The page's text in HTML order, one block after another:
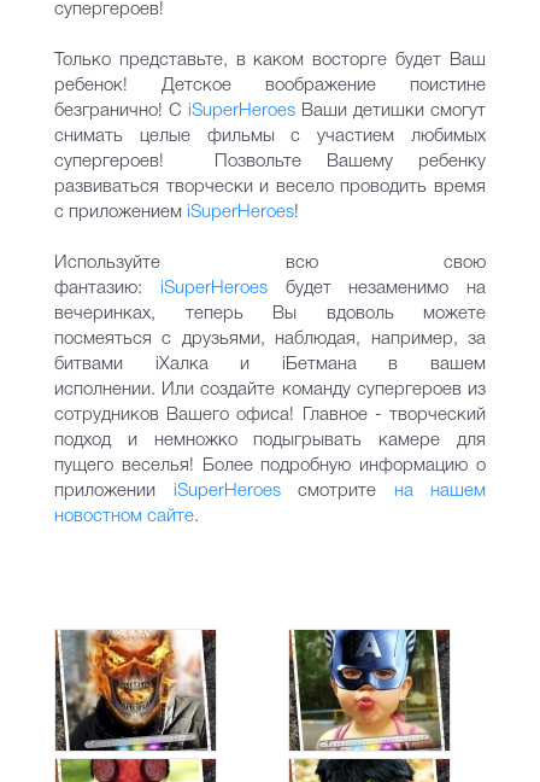
супергероев!
Только представьте, в каком восторге будет Ваш
ребенок! Детское воображение поистине
безгранично! С iSuperHeroеs Ваши детишки смогут
снимать целые фильмы с участием любимых
супергероев! Позвольте Вашему ребенку
развиваться творчески и весело проводить время
с приложением iSuperHeroеs!
Используйте всю свою
фантазию: iSuperHeroеsбудет незаменимо на
вечеринках, теперь Вы вдоволь можете
посмеяться с друзьями, наблюдая, например, за
битвами iХалка и iБетмана в вашем
исполнении. Или создайте команду супергероев из
сотрудников Вашего офиса! Главное - творческий
подход и немножко подыгрывать камере для
пущего веселья! Более подробную информацию о
приложении
iSuperHeroеsсмотрите на нашем
новостном сайте.